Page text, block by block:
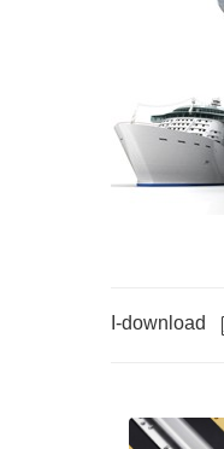
I-download